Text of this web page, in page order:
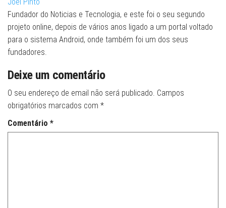
Fundador do Noticias e Tecnologia, e este foi o seu segundo
projeto online, depois de vários anos ligado a um portal voltado
para o sistema Android, onde também foi um dos seus
fundadores.
Deixe um comentário
O seu endereço de email não será publicado. Campos
obrigatórios marcados com *
Comentário *